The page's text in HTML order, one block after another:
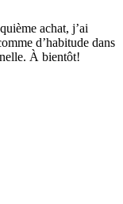
achat, j’ai
d’habitude dans
À bientôt!